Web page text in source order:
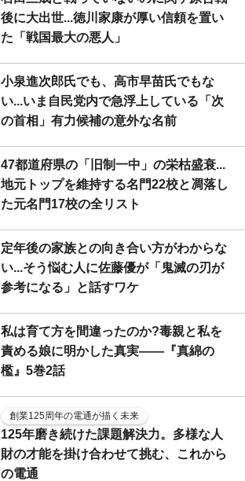
後に大出世...徳川家康が厚い信頼を置い
た「戦国最大の悪人」
小泉進次郎氏でも、高市早苗氏でもな
い...いま自民党内で急浮上している「次
の首相」有力候補の意外な名前
47都道府県の「旧制一中」の栄枯盛衰...
地元トップを維持する名門22校と凋落し
た元名門17校の全リスト
定年後の家族との向き合い方がわからな
い...そう悩む人に佐藤優が「鬼滅の刃が
参考になる」と話すワケ
私は育て方を間違ったのか?毒親と私を
責める娘に明かした真実――『真綿の
檻』5巻2話
創業125周年の電通が描く未来
125年磨き続けた課題解決力。多様な人
財の才能を掛け合わせて挑む、これから
の電通